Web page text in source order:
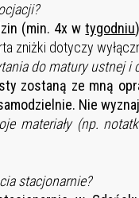
(min. 4x wtygodniu
zniżki dotyczy
do matury ustnej i
zostaną ze mną
Nie
materiały (np.
stacjonarnie?